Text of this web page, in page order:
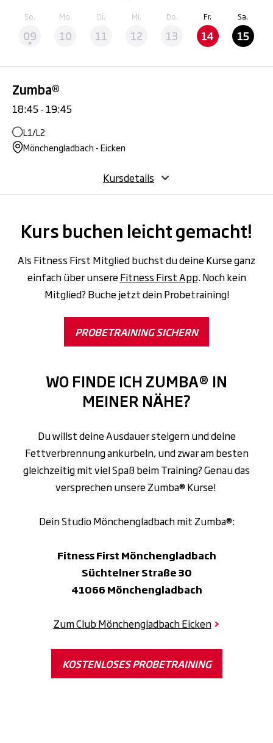
So.
09
Mo.
10
Di.
11
Mi.
12
Do.
13
Fr.
14
Sa.
15
Zumba®
18:45 - 19:45
L1/L2
Mönchengladbach - Eicken
Kursdetails
Kurs buchen leicht gemacht!
Als Fitness First Mitglied buchst du deine Kurse ganz
einfach über unsereFitness First App. Noch kein
Mitglied? Buche jetzt dein Probetraining!
PROBETRAINING SICHERN
WO FINDE ICH ZUMBA® IN
MEINER NÄHE?
Du willst deine Ausdauer steigern und deine
Fettverbrennung ankurbeln, und zwar am besten
gleichzeitig mit viel Spaß beim Training? Genau das
versprechen unsere Zumba® Kurse!
Dein Studio Mönchengladbach mit Zumba®:
Fitness First Mönchengladbach
Süchtelner Straße 30
41066 Mönchengladbach
Zum Club Mönchengladbach Eicken >
KOSTENLOSES PROBETRAINING